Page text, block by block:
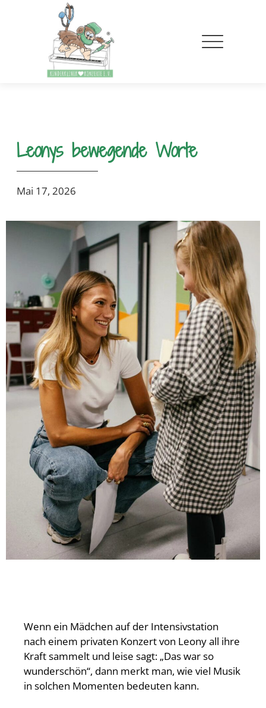
Leonys bewegende Worte
Mai 17, 2026
Wenn ein Mädchen auf der Intensivstation
nach einem privaten Konzert von Leony all ihre
Kraft sammelt und leise sagt: „Das war so
wunderschön“, dann merkt man, wie viel Musik
in solchen Momenten bedeuten kann.